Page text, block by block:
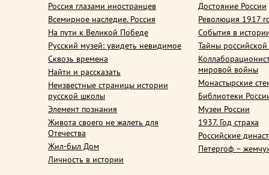
Россия глазами иностранцев
Всемирное наследие. Россия
На пути к Великой Победе
Русский музей: увидеть невидимое
Сквозь времена
Найти и рассказать
Неизвестные страницы истории
русской школы
Элемент познания
Живота своего не жалеть для
Отечества
Жил-был Дом
Личность в истории
Достояние России
Революция 1917
События в
Тайны
мировой войны
Монастырские
Библиотеки
Музеи России
1937. Год страха
Российские
Петергоф –